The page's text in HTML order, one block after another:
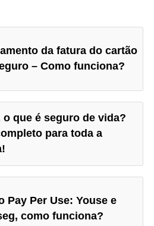
da fatura do cartão
– Como funciona?
o que é seguro de vida?
para toda a
Pay Per Use: Youse e
como funciona?